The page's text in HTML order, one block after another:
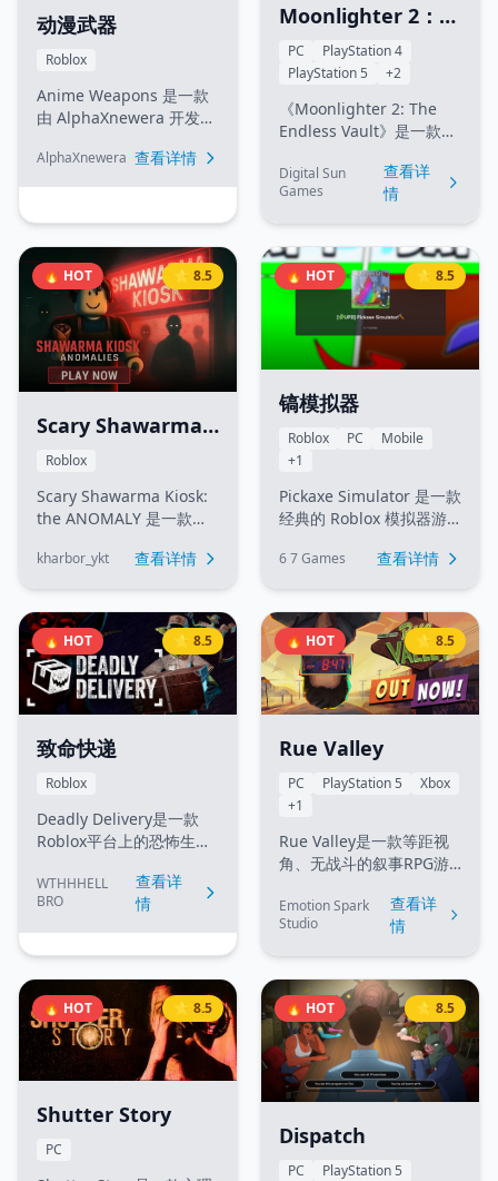
动漫武器
Roblox
Anime Weapons 是一款
由 AlphaXnewera 开发的
戏。在游戏中，玩家可以
收集各种动漫风格的武
挑战强大的 Boss，并使用
各种药水和道具来增强自
己的实力。游戏提供了丰
富的武器图鉴、NPC 任务
和挂机系统，让玩家体验
刺激的动漫战斗冒险。
AlphaXnewera 查看详情
Moonlighter 2：无
尽宝库
PC
PlayStation 4
PlayStation 5
+2
《Moonlighter 2: The
Endless Vault》是一款由
的地下城RPG游戏。玩家
白天经营商店，晚上探索
店管理和地下城冒险的独
特机制，为玩家带来全新
的RPG体验。
Digital Sun
Games
查看详
情
🔥 HOT ⭐ 8.5
Scary Shawarma
Kiosk：the
ANOMALY（恐怖沙
威玛小店）
Roblox
Scary Shawarma Kiosk:
the ANOMALY 是一款
你扮演夜班沙威玛摊主，
作和对话，分辨谁是正常
人、谁是"异常
(Anomaly)"。一旦为异常
顾客提供服务，就可能立
刻被击杀或走向坏结局，
因此识别异常是通关关
键。
kharbor_ykt 查看详情
🔥 HOT ⭐ 8.5
镐模拟器
Roblox PC
Mobile
+1
Pickaxe Simulator 是一款
经典的 Roblox 模拟器游
用镐子（Pickaxe）挖掘方
使用金币升级更强的镐
子，或者购买宠物蛋
（Eggs）来孵化宠物。宠
物可以提供倍率加成，帮
助你更快地挖掘。随着实
力提升，你可以通过“重生”
（Rebirth）获得宝石，解
锁新区域（如沙漠、冰原
等）和更高级的挖掘工
具。
6 7 Games 查看详情
🔥 HOT ⭐ 8.5
致命快递
Roblox
Deadly Delivery是一款
Roblox平台上的恐怖生存
的餐厅服务员，必须进入
地下深处寻找稀缺的食
材。游戏玩法类似
《Lethal Company》，需
要收集物品并躲避怪物。
WTHHHELL
BRO
查看详
情
🔥 HOT ⭐ 8.5
Rue Valley
PC PlayStation 5
Xbox
+1
Rue Valley是一款等距视
角、无战斗的叙事RPG游
玩家将探索这个充满故事
的世界，通过个性系统塑
Emotion Spark Studio开
发的叙事驱动游戏中体验
独特的故事情节。
Emotion Spark
Studio
查看详
情
🔥 HOT ⭐ 8.5
Shutter Story
PC
🔥 HOT ⭐ 8.5
Dispatch
PC PlayStation 5